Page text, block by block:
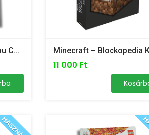
The LEGO Ideas Book You Can Build Anything Könyv /angol Nyelvű, Kisebb Sérüléssel/
11 000 Ft